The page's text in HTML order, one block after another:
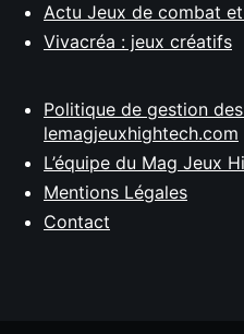
Actu Jeux de combat
Vivacréa : jeux créatifs
Politique de gestion
lemagjeuxhightech.com
L’équipe du Mag Jeux
Mentions Légales
Contact